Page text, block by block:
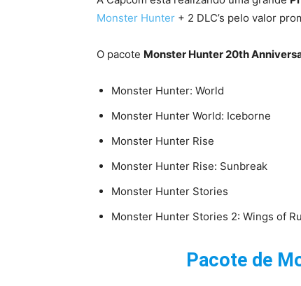
Monster Hunter + 2 DLC’s pelo valor
O pacote Monster Hunter 20th
Monster Hunter: World
Monster Hunter World: Iceborne
Monster Hunter Rise
Monster Hunter Rise: Sunbreak
Monster Hunter Stories
Monster Hunter Stories 2: Wings of
Pacote de